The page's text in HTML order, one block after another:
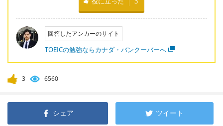
回答したアンカーのサイト
TOEICの勉強ならカナダ・バンクーバーへ
3 6560
シェア ツイート